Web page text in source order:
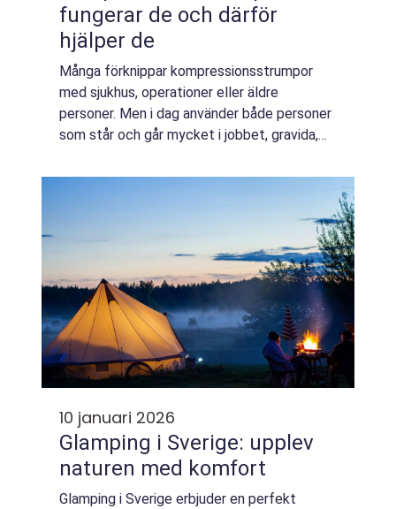
fungerar de och därför
hjälper de
Många förknippar kompressionsstrumpor
med sjukhus, operationer eller äldre
personer. Men i dag använder både personer
som står och går mycket i jobbet, gravida,
bättre i benen. Kort sagt: rätt strumpa i rätt
10 januari 2026
Glamping i Sverige: upplev
naturen med komfort
Glamping i Sverige erbjuder en perfekt